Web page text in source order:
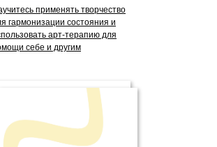
применять творчество
гармонизации состояния и
арт-терапию для
себе и другим